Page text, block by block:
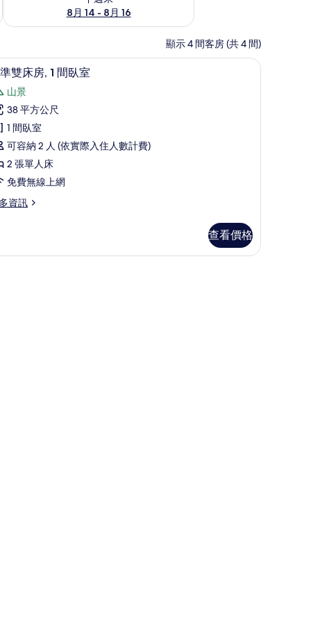
8月 14 - 8月 16
顯示 4 間客房 (共 4 間)
房內保險箱、書桌 標準雙床房, 1 間臥室 | 高級寢具、羽絨被、客
3 雙床房, 1 間臥室
山景
38 平方公尺
1 間臥室
可容納 2 人 (依實際入住人數計費)
2 張單人床
免費無線上網
資訊
查看價格